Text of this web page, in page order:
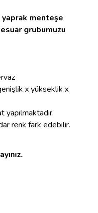
menteşe
grubumuzu
x yükseklik x
yapılmaktadır.
renk fark edebilir.